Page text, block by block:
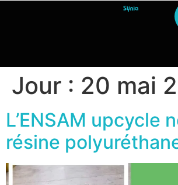
Jour : 20 mai
L’ENSAM upcycle
résine